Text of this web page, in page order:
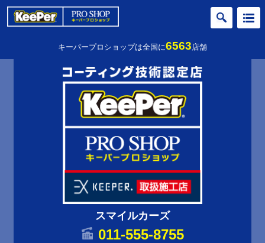
キーパープロショップは全国に6563店舗
スマイルカーズ
011-555-8755